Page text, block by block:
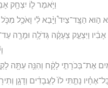
וַיֹּ֥אמֶר ל֛וֹ יִצְחָ֥ק
הַצָּֽד־צַיִד֩ וַיָּ֨בֵא לִ֜י וָאֹכַ֥ל
וַיִּצְעַ֣ק צְעָקָ֔ה גְּדֹלָ֥ה וּמָרָ֖ה
אֶת־בְּכֹרָתִ֣י לָקָ֔ח וְהִנֵּ֥ה עַתָּ֖ה
נָתַ֤תִּי לוֹ֙ לַעֲבָדִ֔ים וְדָגָ֥ן